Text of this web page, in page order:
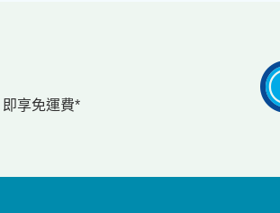
享免運費*